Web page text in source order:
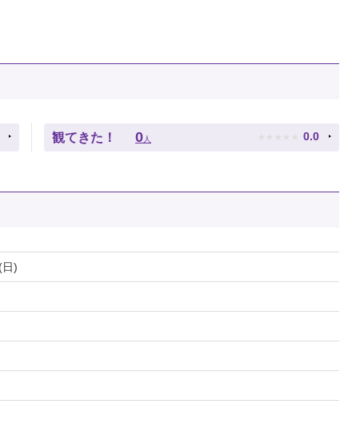
観てきた！ 0 人 ★ ★ ★ ★ ★ 0.0
)